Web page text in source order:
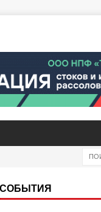
СОБЫТИЯ